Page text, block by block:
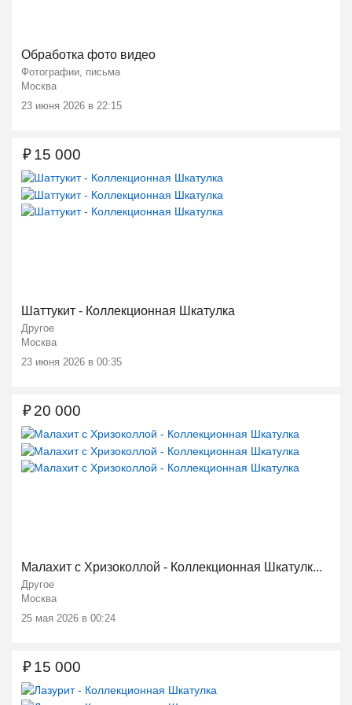
Обработка фото видео
Фотографии, письма
Москва
23 июня 2026 в 22:15
Ещё 1 фото
Шаттукит - Коллекционная Шкатулка
Другое
Москва
23 июня 2026 в 00:35
₽15 000
Ещё 2 фото
Малахит с Хризоколлой - Коллекционная Шкатулк...
Другое
Москва
25 мая 2026 в 00:24
₽20 000
₽15 000